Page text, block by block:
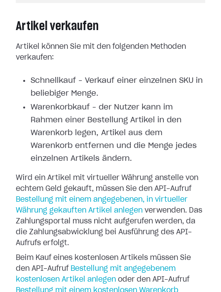
Artikel verkaufen
Artikel können Sie mit den folgenden Methoden
verkaufen:
Schnellkauf – Verkauf einer einzelnen SKU in
beliebiger Menge.
Warenkorbkauf – der Nutzer kann im
Rahmen einer Bestellung Artikel in den
Warenkorb legen, Artikel aus dem
Warenkorb entfernen und die Menge jedes
einzelnen Artikels ändern.
Wird ein Artikel mit virtueller Währung anstelle von
echtem Geld gekauft, müssen Sie den API-Aufruf
Bestellung mit einem angegebenen, in virtueller
Währung gekauften Artikel anlegen verwenden. Das
Zahlungsportal muss nicht aufgerufen werden, da
die Zahlungsabwicklung bei Ausführung des API-
Aufrufs erfolgt.
Beim Kauf eines kostenlosen Artikels müssen Sie
den API-Aufruf Bestellung mit angegebenem
kostenlosen Artikel anlegen oder den API-Aufruf
Bestellung mit einem kostenlosen Warenkorb